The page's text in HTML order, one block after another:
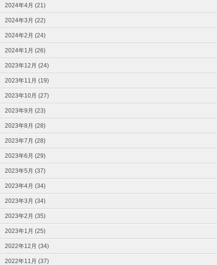
2024年4月 (21)
2024年3月 (22)
2024年2月 (24)
2024年1月 (26)
2023年12月 (24)
2023年11月 (19)
2023年10月 (27)
2023年9月 (23)
2023年8月 (28)
2023年7月 (28)
2023年6月 (29)
2023年5月 (37)
2023年4月 (34)
2023年3月 (34)
2023年2月 (35)
2023年1月 (25)
2022年12月 (34)
2022年11月 (37)